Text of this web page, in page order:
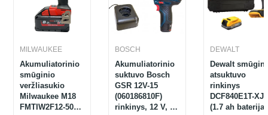
MILWAUKEE
Akumuliatorinio
smūginio
veržliasukio
Milwaukee M18
FMTIW2F12-502X
BOSCH
Akumuliatorinio
suktuvo Bosch
GSR 12V-15
(060186810F)
rinkinys, 12 V, 2
DEWALT
Dewalt
atsuktuvo
rinkinys
DCF840E1T-XJ,
(1.7 ah baterija